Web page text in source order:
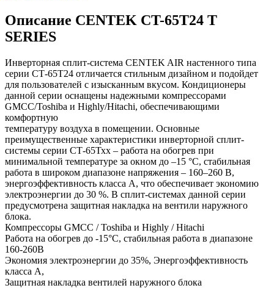
Описание CENTEK CT-65T24 T
SERIES
Инверторная сплит-система CENTEK AIR настенного типа
серии СТ-65Т24 отличается стильным дизайном и подойдет
для пользователей с изысканным вкусом. Кондиционеры
данной серии оснащены надежными компрессорами
GMCC/Toshiba и Highly/Hitachi, обеспечивающими
комфортную
температуру воздуха в помещении. Основные
преимущественные характеристики инверторной сплит-
системы серии СТ-65Тхх – работа на обогрев при
минимальной температуре за окном до –15 °С, стабильная
работа в широком диапазоне напряжения – 160–260 В,
энергоэффективность класса А, что обеспечивает экономию
электроэнергии до 30 %. В сплит-системах данной серии
предусмотрена защитная накладка на вентили наружного
блока.
Компрессоры GMCC / Toshiba и Highly / Hitachi
Работа на обогрев до -15°C, стабильная работа в диапазоне
160-260В
Экономия электроэнергии до 35%, Энергоэффективность
класса А,
Защитная накладка вентилей наружного блока